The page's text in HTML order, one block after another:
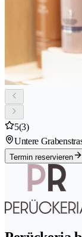
5(3)
Untere
Termin reservieren